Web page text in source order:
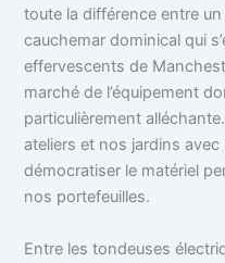
toute la différence entre
cauchemar dominical qui
effervescents de
marché de l’équipement
particulièrement
ateliers et nos jardins
démocratiser le matériel
nos portefeuilles.
Entre les tondeuses